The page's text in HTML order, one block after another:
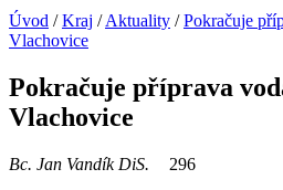
Úvod /Kraj /Aktuality /Pokračuje
Vlachovice
Pokračuje příprava
Vlachovice
Bc. Jan Vandík DiS.
296